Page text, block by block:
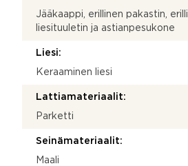
Jääkaappi, erillinen pakastin,
liesituuletin ja astianpesukone
Liesi:
Keraaminen liesi
Lattiamateriaalit:
Parketti
Seinämateriaalit:
Maali